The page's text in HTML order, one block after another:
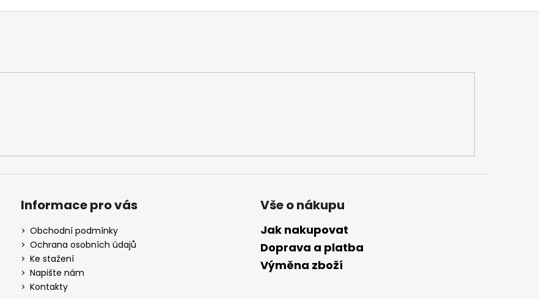
Informace pro vás
Obchodní podmínky
Ochrana osobních údajů
Ke stažení
Napište nám
Kontakty
Vše o nákupu
Jak nakupovat
Doprava a platba
Výměna zboží